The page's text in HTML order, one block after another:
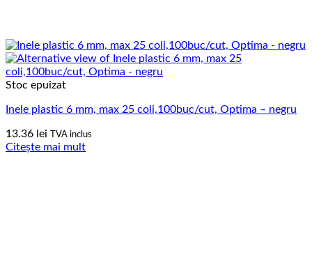
Stoc epuizat
Inele plastic 6 mm, max 25 coli,100buc/cut, Optima – negru
13.36 lei TVA inclus
Citește mai mult